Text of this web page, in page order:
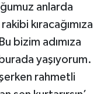
anlarda
kıracağımıza
bizim adımıza
yaşıyorum.
rahmetli